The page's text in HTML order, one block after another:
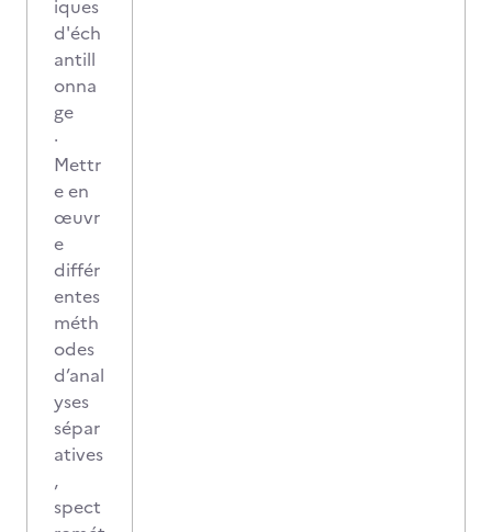
iques
d'éch
antill
onna
ge
·
Mettr
e en
œuvr
e
différ
entes
méth
odes
d’anal
yses
sépar
atives
,
spect